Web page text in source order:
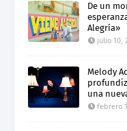
De un
Alegría»
julio 10,
Melody
una
febrero